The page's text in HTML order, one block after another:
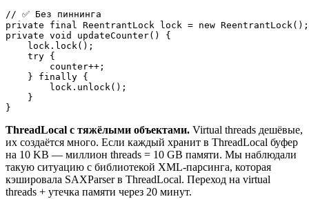
// ✅ Без пиннинга
private final ReentrantLock lock = new ReentrantLock();
private void updateCounter() {
    lock.lock();
    try {
        counter++;
    } finally {
        lock.unlock();
    }
ThreadLocal с тяжёлыми объектами. Virtual threads дешёвые,
их создаётся много. Если каждый хранит в ThreadLocal буфер
на 10 KB — миллион threads = 10 GB памяти. Мы наблюдали
такую ситуацию с библиотекой XML-парсинга, которая
кэшировала SAXParser в ThreadLocal. Переход на virtual
threads + утечка памяти через 20 минут.